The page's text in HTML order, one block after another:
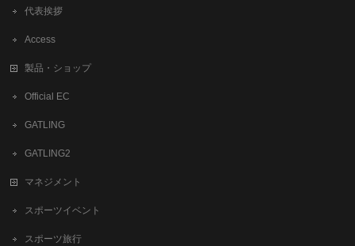
代表挨拶
Access
製品・ショップ
Official EC
GATLING
GATLING2
マネジメント
スポーツイベント
スポーツ旅行